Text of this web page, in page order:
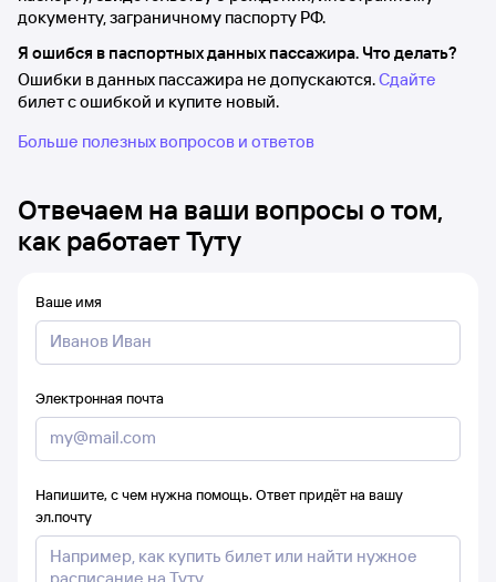
документу, заграничному паспорту РФ.
Я ошибся в паспортных данных пассажира. Что делать?
Ошибки в данных пассажира не допускаются.Сдайте
билет с ошибкой и купите новый.
Больше полезных вопросов и ответов
Отвечаем на ваши вопросы о том,
как работает Туту
Ваше имя
Электронная почта
Напишите, с чем нужна помощь. Ответ придёт на вашу
эл.почту